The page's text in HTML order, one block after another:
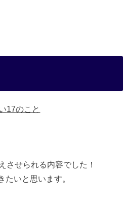
17のこと
させられる内容でした！
たいと思います。